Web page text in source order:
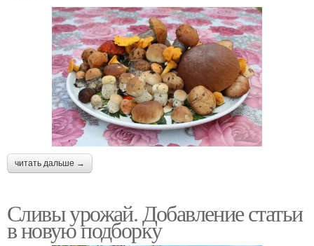
читать дальше →
Сливы урожай. Добавление статьи
в новую подборку